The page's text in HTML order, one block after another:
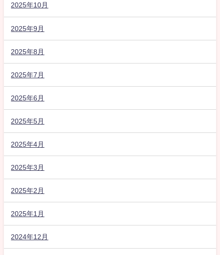
2025年10月
2025年9月
2025年8月
2025年7月
2025年6月
2025年5月
2025年4月
2025年3月
2025年2月
2025年1月
2024年12月